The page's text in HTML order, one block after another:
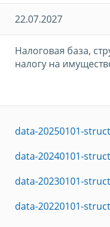
22.07.2027
Налоговая база,
налогу на
data-20250101-
data-20240101-
data-20230101-
data-20220101-